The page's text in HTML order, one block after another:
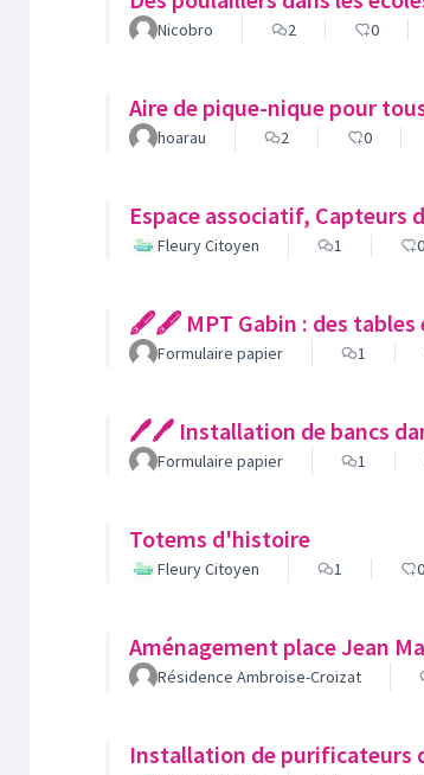
Nicobro 2 0
Aire de pique-nique pour
hoarau 2 0
Espace associatif, Capteurs
Fleury Citoyen 1 0
🖋🖋 MPT Gabin : des tables
Formulaire papier 1
🖊🖊 Installation de bancs
Formulaire papier 1
Totems d'histoire
Fleury Citoyen 1 0
Aménagement place Jean
Résidence Ambroise-Croizat
Installation de purificateurs